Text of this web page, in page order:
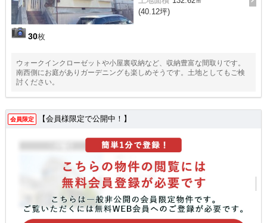
30枚
(40.12坪)
ウォークインクローゼットや小屋裏収納など、収納豊富な間取りです。
南西側にお庭がありガーデニングも楽しめそうです。土地としてもご検
討ください。
会員限定 【会員様限定で公開中！】